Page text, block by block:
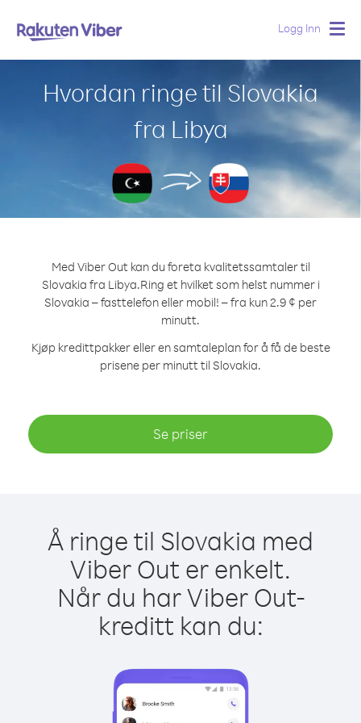
Logg Inn
Hvordan ringe til Slovakia
fra Libya
Med Viber Out kan du foreta kvalitetssamtaler til
Slovakia fra Libya.Ring et hvilket som helst nummer i
Slovakia – fasttelefon eller mobil! – fra kun 2.9 ¢ per
minutt.
Kjøp kredittpakker eller en samtaleplan for å få de beste
prisene per minutt til Slovakia.
Se priser
Å ringe til Slovakia med
Viber Out er enkelt.
Når du har Viber Out-
kreditt kan du: